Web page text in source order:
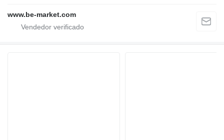
www.be-market.com